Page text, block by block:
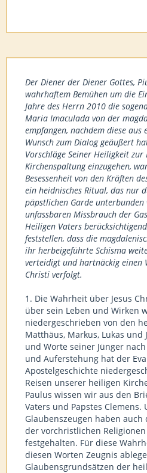
Der Diener der Diener Gottes,
wahrhaftem Bemühen um die
Jahre des Herrn 2010 die
Maria Imaculada von der
empfangen, nachdem diese aus
Wunsch zum Dialog geäußert
Vorschläge Seiner Heiligkeit zur
Kirchenspaltung einzugehen,
Besessenheit von den Kräften
ein heidnisches Ritual, das nur
päpstlichen Garde unterbunden
unfassbaren Missbrauch der
Heiligen Vaters
feststellen, dass die
ihr herbeigeführte Schisma
verteidigt und hartnäckig einen
Christi verfolgt.
1. Die Wahrheit über Jesus
über sein Leben und Wirken
niedergeschrieben von den
Matthäus, Markus, Lukas und
und Worte seiner Jünger
und Auferstehung hat der
Apostelgeschichte
Reisen unserer heiligen
Paulus wissen wir aus den
Vaters und Papstes Clemens.
Glaubenszeugen haben
der vorchristlichen
festgehalten. Für diese
diesen Worten Zeugnis
Glaubensgrundsätzen der